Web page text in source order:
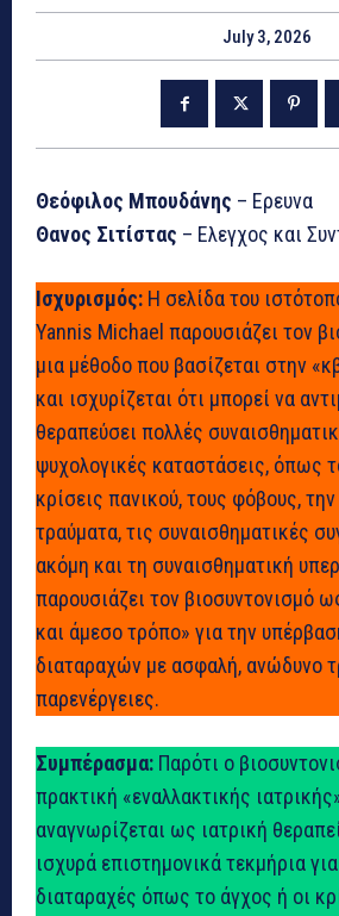
July 3, 2026
Θεόφιλος Μπουδάνης – Ερευνα
Θανος Σιτίστας – Ελεγχος και
Ισχυρισμός: Η σελίδα του
Yannis Michael παρουσιάζει τον
μια μέθοδο που βασίζεται στην
και ισχυρίζεται ότι μπορεί να
θεραπεύσει πολλές
ψυχολογικές καταστάσεις, όπως
κρίσεις πανικού, τους φόβους,
τραύματα, τις συναισθηματικές
ακόμη και τη συναισθηματική
παρουσιάζει τον βιοσυντονισμό
και άμεσο τρόπο» για την
διαταραχών με ασφαλή, ανώδυνο
παρενέργειες.
Συμπέρασμα: Παρότι ο
πρακτική «εναλλακτικής
αναγνωρίζεται ως ιατρική
ισχυρά επιστημονικά τεκμήρια
διαταραχές όπως το άγχος ή οι